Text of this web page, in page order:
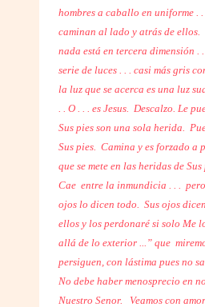
hombres a caballo en uniforme .
caminan al lado y atrás de ellos.
nada está en tercera dimensión .
serie de luces . . . casi más gris
la luz que se acerca es una luz
. . O . . . es Jesus. Descalzo. Le
Sus pies son una sola herida.
Sus pies. Camina y es forzado a
que se mete en las heridas de Sus
Cae entre la inmundicia . . .
ojos lo dicen todo. Sus ojos
ellos y los perdonaré si solo Me
allá de lo exterior ...” que
persiguen, con lástima pues no
No debe haber menosprecio en
Nuestro Senor.
Veamos con